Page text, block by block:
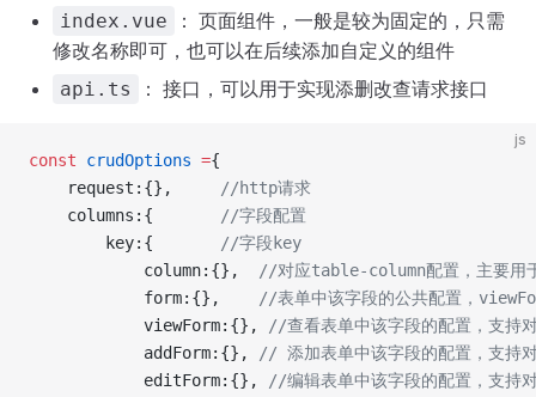
index.vue
： 页面组件，一般是较为固定的，只需
修改名称即可，也可以在后续添加自定义的组件
api.ts ： 接口，可以用于实现添删改查请求接口
js
const crudOptions ={
    request:{},
//http请求
    columns:{
//字段配置
        key:{
//字段key
            column:{},
//对应table-column配置，主要用
            form:{},
//表单中该字段的公共配置，
            viewForm:{},
//查看表单中该字段的配置，支
            addForm:{},
// 添加表单中该字段的配置，支
            editForm:{},
//编辑表单中该字段的配置，支